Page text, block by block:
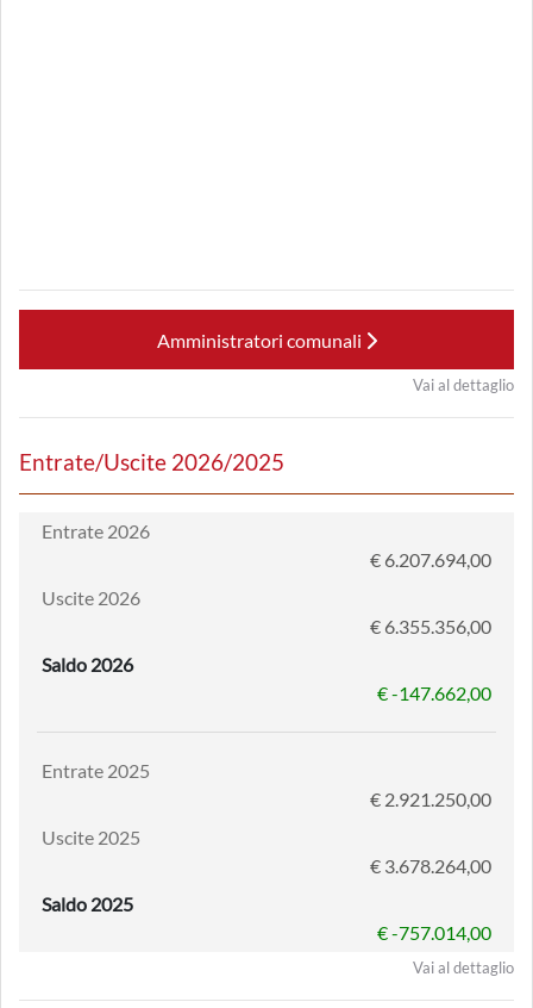
Amministratori comunali
Vai al dettaglio
Entrate/Uscite 2026/2025
Entrate 2026
€ 6.207.694,00
Uscite 2026
€ 6.355.356,00
Saldo 2026
€ -147.662,00
Entrate 2025
€ 2.921.250,00
Uscite 2025
€ 3.678.264,00
Saldo 2025
€ -757.014,00
Vai al dettaglio